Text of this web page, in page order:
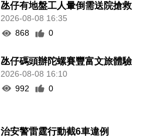
氹仔有地盤工人暈倒需送院搶救
2026-08-08 16:35
868
0
氹仔碼頭辦陀螺賽豐富文旅體驗
2026-08-08 16:10
992
0
治安警雷霆行動截6車違例